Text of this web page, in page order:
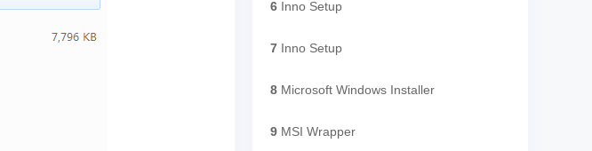
6 Inno Setup
7 Inno Setup
8 Microsoft Windows Installer
9 MSI Wrapper